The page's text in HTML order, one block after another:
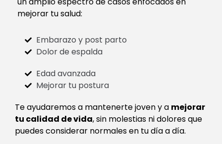
mejorar tu salud:
Embarazo y post parto
Dolor de espalda
Edad avanzada
Mejorar tu postura
Te ayudaremos a mantenerte joven y a mejorar
tu calidad de vida, sin molestias ni dolores que
puedes considerar normales en tu día a día.